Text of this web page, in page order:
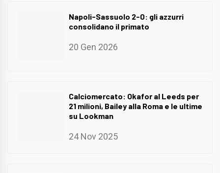
Napoli-Sassuolo 2-0: gli azzurri
consolidano il primato
20 Gen 2026
Calciomercato: Okafor al Leeds per
21 milioni, Bailey alla Roma e le ultime
su Lookman
24 Nov 2025